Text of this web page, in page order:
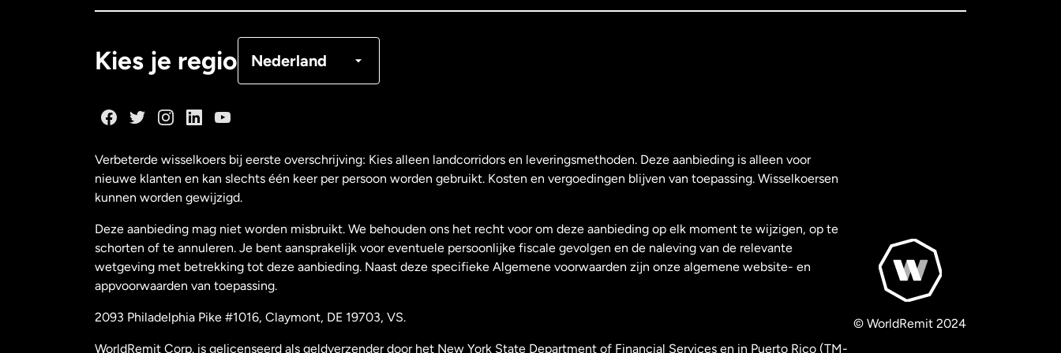
Kies je regio Nederland
Nederland
Nieuw-Zeeland
Spanje
Verbeterde wisselkoers bij eerste overschrijving: Kies alleen landcorridors en leveringsmethoden. Deze aanbieding is alleen voor
nieuwe klanten en kan slechts één keer per persoon worden gebruikt. Kosten en vergoedingen blijven van toepassing. Wisselkoersen
kunnen worden gewijzigd.
Deze aanbieding mag niet worden misbruikt. We behouden ons het recht voor om deze aanbieding op elk moment te wijzigen, op te
schorten of te annuleren. Je bent aansprakelijk voor eventuele persoonlijke fiscale gevolgen en de naleving van de relevante
wetgeving met betrekking tot deze aanbieding. Naast deze specifieke Algemene voorwaarden zijn onze algemene website- en
appvoorwaarden van toepassing.
2093 Philadelphia Pike #1016, Claymont, DE 19703, VS.
WorldRemit Corp. is gelicenseerd als geldverzender door het New York State Department of Financial Services en in Puerto Rico (TM-
© WorldRemit 2024